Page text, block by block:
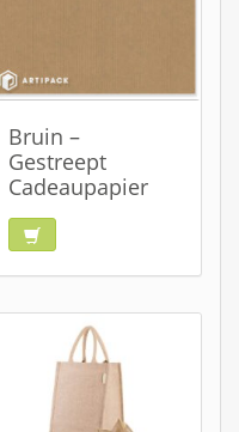
Bruin –
Gestreept
Cadeaupapier